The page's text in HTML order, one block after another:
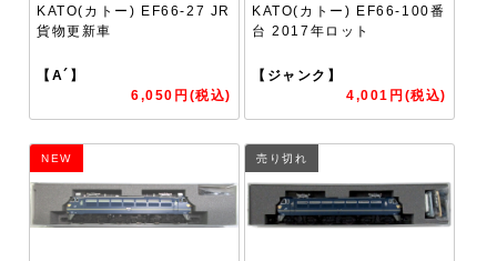
KATO(カトー) EF66-27 JR
貨物更新車
【A´】
6,050円(税込)
KATO(カトー) EF66-100番
台 2017年ロット
【ジャンク】
4,001円(税込)
NEW 売り切れ